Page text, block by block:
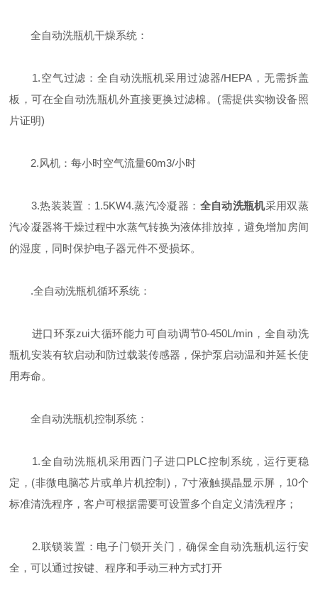
全自动洗瓶机干燥系统：
1.空气过滤：全自动洗瓶机采用过滤器/HEPA，无需拆盖
板，可在全自动洗瓶机外直接更换过滤棉。(需提供实物设备照
片证明)
2.风机：每小时空气流量60m3/小时
3.热装装置：1.5KW4.蒸汽冷凝器： 全自动洗瓶机采用双蒸
汽冷凝器将干燥过程中水蒸气转换为液体排放掉，避免增加房间
的湿度，同时保护电子器元件不受损坏。
.全自动洗瓶机循环系统：
进口环泵zui大循环能力可自动调节0-450L/min，全自动洗
瓶机安装有软启动和防过载装传感器，保护泵启动温和并延长使
用寿命。
全自动洗瓶机控制系统：
1.全自动洗瓶机采用西门子进口PLC控制系统，运行更稳
定，(非微电脑芯片或单片机控制)，7寸液触摸晶显示屏，10个
标准清洗程序，客户可根据需要可设置多个自定义清洗程序；
2.联锁装置：电子门锁开关门，确保全自动洗瓶机运行安
全，可以通过按键、程序和手动三种方式打开